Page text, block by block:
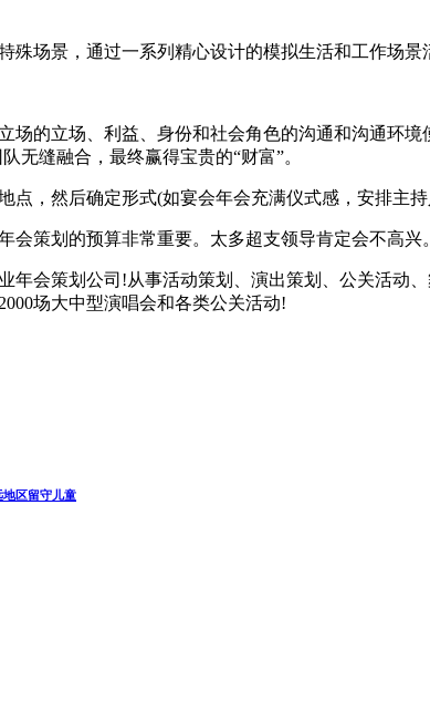
场景，通过一系列精心设计的模拟生活和工作场景
的立场、利益、身份和社会角色的沟通和沟通环境
无缝融合，最终赢得宝贵的“财富”。
，然后确定形式(如宴会年会充满仪式感，安排主持
策划的预算非常重要。太多超支领导肯定会不高兴
策划公司!从事活动策划、演出策划、公关活动、
场大中型演唱会和各类公关活动!
地区留守儿童